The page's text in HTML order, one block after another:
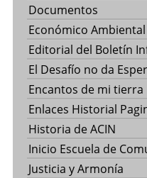
Documentos
Económico Ambiental
Editorial del Boletín
El Desafío no da
Encantos de mi tierra
Enlaces Historial
Historia de ACIN
Inicio Escuela de
Justicia y Armonía